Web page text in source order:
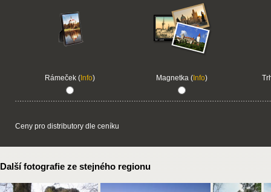
Rámeček (Info) Magnetka (Info)
Ceny pro distributory dle ceníku
Další fotografie ze stejného regionu